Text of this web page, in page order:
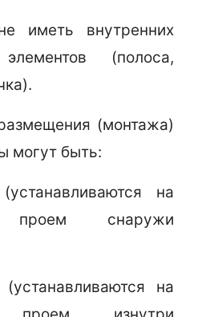
иметь внутренних
(полоса,
(монтажа)
могут быть:
на
проем снаружи
на